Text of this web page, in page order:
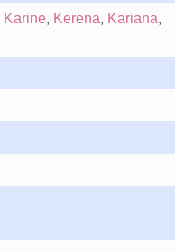
Karine, Kerena, Kariana,